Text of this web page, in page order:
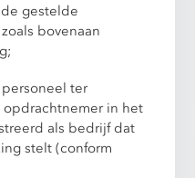
gestelde
bovenaan
ter
in het
als bedrijf dat
stelt (conform